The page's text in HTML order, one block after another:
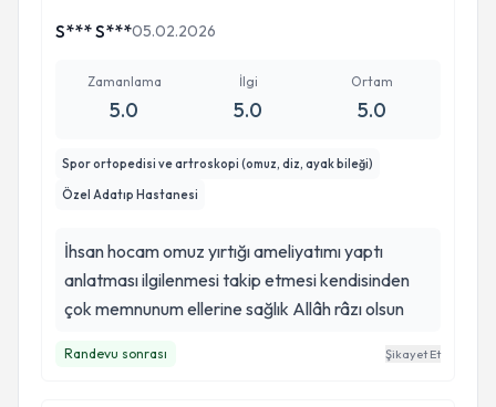
S*** S***05.02.2026
Zamanlama
5.0
İlgi
5.0
Ortam
5.0
Spor ortopedisi ve artroskopi (omuz, diz, ayak bileği)
Özel Adatıp Hastanesi
İhsan hocam omuz yırtığı ameliyatımı yaptı
anlatması ilgilenmesi takip etmesi kendisinden
çok memnunum ellerine sağlık Allâh râzı olsun
Randevu sonrası Şikayet Et